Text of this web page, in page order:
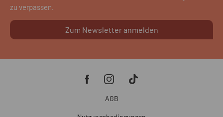
zu verpassen.
Zum Newsletter anmelden
AGB